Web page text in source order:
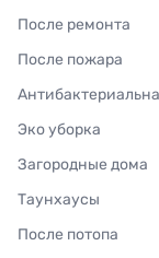
После ремонта
После пожара
Эко уборка
Загородные дома
Таунхаусы
После потопа